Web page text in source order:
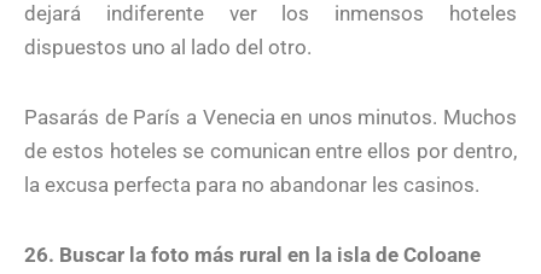
dejará indiferente ver los inmensos hoteles
dispuestos uno al lado del otro.
Pasarás de París a Venecia en unos minutos. Muchos
de estos hoteles se comunican entre ellos por dentro,
la excusa perfecta para no abandonar les casinos.
26. Buscar la foto más rural en la isla de Coloane